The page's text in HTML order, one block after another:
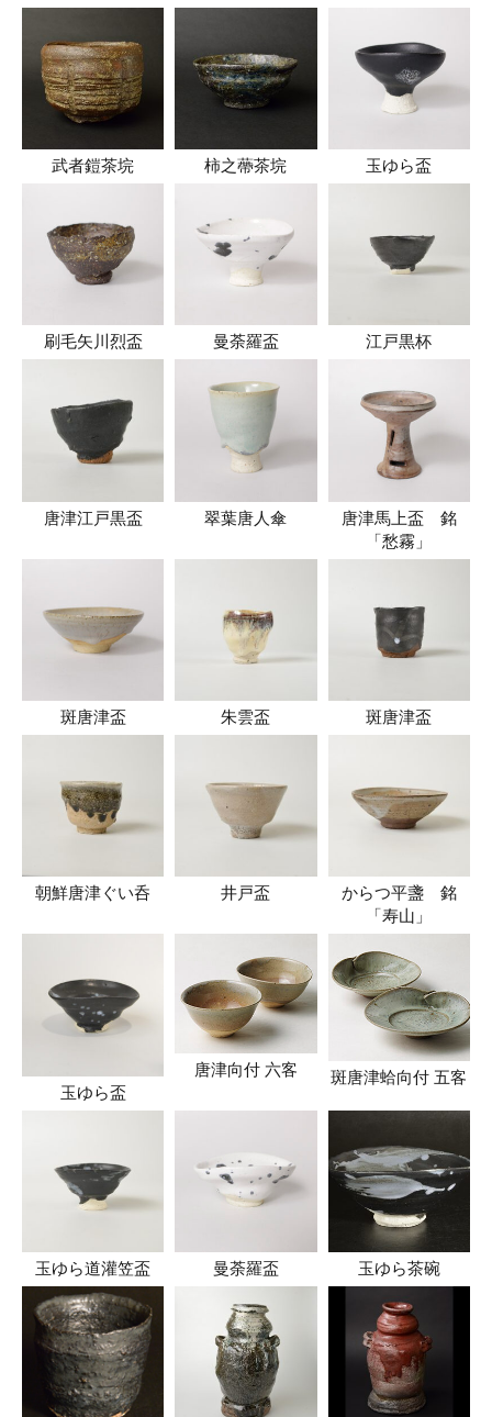
武者鎧茶垸 柿之蔕茶垸 玉ゆら盃
刷毛矢川烈盃 曼荼羅盃 江戸黒杯
唐津江戸黒盃 翠葉唐人傘
唐津馬上盃 銘
「愁霧」
斑唐津盃 朱雲盃 斑唐津盃
朝鮮唐津ぐい呑 井戸盃
からつ平盞 銘
「寿山」
玉ゆら盃
唐津向付 六客 斑唐津蛤向付 五客
玉ゆら道灌笠盃 曼荼羅盃 玉ゆら茶碗